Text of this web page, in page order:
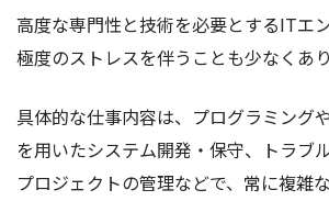
高度な専門性と技術を必要とするITエ
極度のストレスを伴うことも少なくあ
具体的な仕事内容は、プログラミング
を用いたシステム開発・保守、トラブ
プロジェクトの管理などで、常に複雑